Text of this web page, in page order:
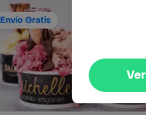
Envío Gratis